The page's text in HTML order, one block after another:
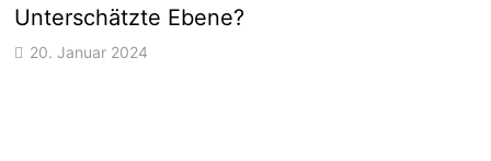
Unterschätzte Ebene?
20. Januar 2024